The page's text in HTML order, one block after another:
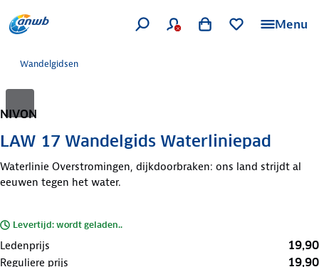
Menu
Wandelgidsen
NIVON
LAW 17 Wandelgids Waterliniepad
Waterlinie Overstromingen, dijkdoorbraken: ons land strijdt al
eeuwen tegen het water.
Levertijd: wordt geladen..
Ledenprijs 19,90
Reguliere prijs 19,90